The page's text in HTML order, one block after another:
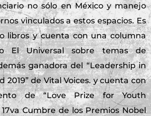
no sólo en México y manejo
vinculados a estos espacios. Es
libros y cuenta con una columna
El Universal sobre temas de
ganadora del “Leadership in
2019” de Vital Voices. y cuenta con
de “Love Prize for Youth
Cumbre de los Premios Nobel